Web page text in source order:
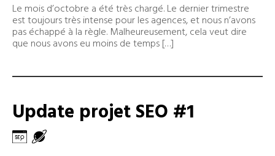
Le mois d’octobre a été très chargé. Le dernier trimestre
est toujours très intense pour les agences, et nous n’avons
pas échappé à la règle. Malheureusement, cela veut dire
que nous avons eu moins de temps […]
Update projet SEO #1